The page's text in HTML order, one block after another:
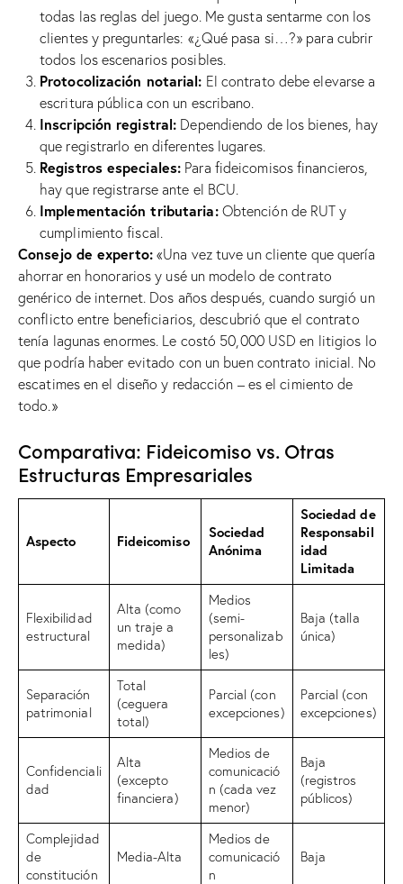
todas las reglas del juego. Me gusta sentarme con los
clientes y preguntarles: «¿Qué pasa si…?» para cubrir
todos los escenarios posibles.
Protocolización notarial: El contrato debe elevarse a
escritura pública con un escribano.
Inscripción registral: Dependiendo de los bienes, hay
que registrarlo en diferentes lugares.
Registros especiales: Para fideicomisos financieros,
hay que registrarse ante el BCU.
Implementación tributaria:Obtención de RUT y
cumplimiento fiscal.
Consejo de experto:«Una vez tuve un cliente que quería
ahorrar en honorarios y usé un modelo de contrato
genérico de internet. Dos años después, cuando surgió un
conflicto entre beneficiarios, descubrió que el contrato
tenía lagunas enormes. Le costó 50,000 USD en litigios lo
que podría haber evitado con un buen contrato inicial. No
escatimes en el diseño y redacción – es el cimiento de
todo.»
Comparativa: Fideicomiso vs. Otras
Estructuras Empresariales
Aspecto Fideicomiso
Sociedad
Anónima
Sociedad de
Responsabil
idad
Limitada
Flexibilidad
estructural
Alta (como
un traje a
medida)
Medios
(semi-
personalizab
les)
Baja (talla
única)
Separación
patrimonial
Total
(ceguera
total)
Parcial (con
excepciones)
Parcial (con
excepciones)
Confidenciali
dad
Alta
(excepto
financiera)
Medios de
comunicació
n (cada vez
menor)
Baja
(registros
públicos)
Complejidad
de
constitución
Media-Alta
Medios de
comunicació
n
Baja